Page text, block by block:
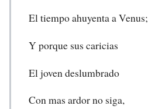
El tiempo ahuyenta a Venus;
Y porque sus caricias
El joven deslumbrado
Con mas ardor no siga,